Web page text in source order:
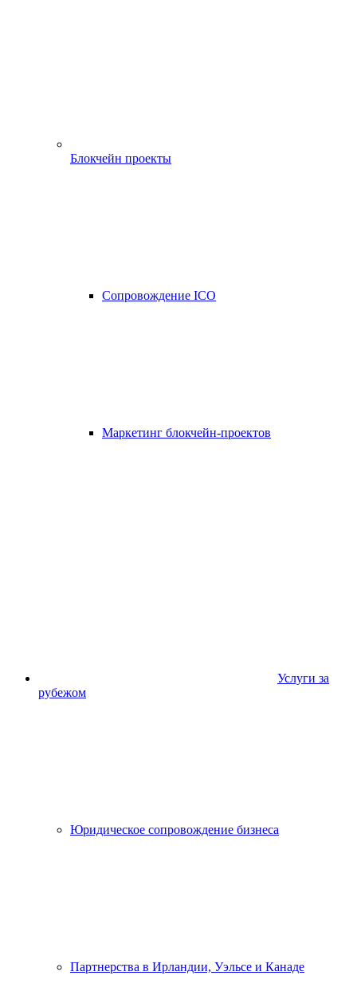
Блокчейн проекты
Сопровождение ICO
Маркетинг блокчейн-проектов
Услуги за
рубежом
Юридическое сопровождение бизнеса
Партнерства в Ирландии, Уэльсе и Канаде